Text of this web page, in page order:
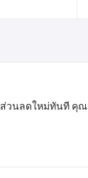
วนลดใหม่ทันที คุณ